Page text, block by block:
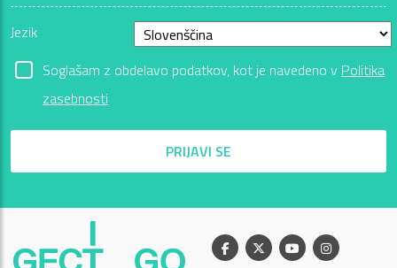
Jezik
Soglašam z obdelavo podatkov, kot je navedeno v Politika
zasebnosti
PRIJAVI SE
Facebook
X YoutubeInstagram